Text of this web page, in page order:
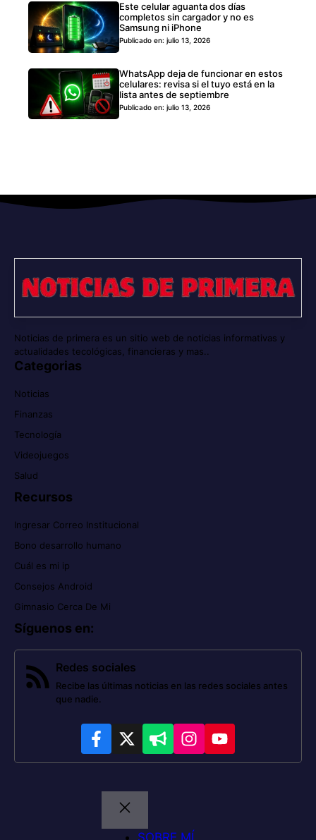
Este celular aguanta dos días
completos sin cargador y no es
Samsung ni iPhone
Publicado en: julio 13, 2026
WhatsApp deja de funcionar en estos
celulares: revisa si el tuyo está en la
lista antes de septiembre
Publicado en: julio 13, 2026
Noticias de primera es un sitio web de noticias informativas y
actualidades tecológicas, financieras y mas..
Categorias
Noticias
Finanzas
Tecnología
Videojuegos
Salud
Recursos
Ingresar Correo Institucional
Bono desarrollo humano
Cuál es mi ip
Consejos Android
Gimnasio Cerca De Mi
Síguenos en:
Redes sociales
Recibe las últimas noticias en las redes sociales antes
que nadie.